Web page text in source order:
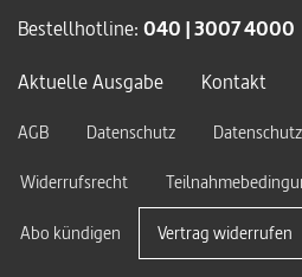
Bestellhotline: 040 | 3007 4000
Aktuelle Ausgabe
Kontakt
AGB Datenschutz
Widerrufsrecht
Abo kündigen Vertrag widerrufen